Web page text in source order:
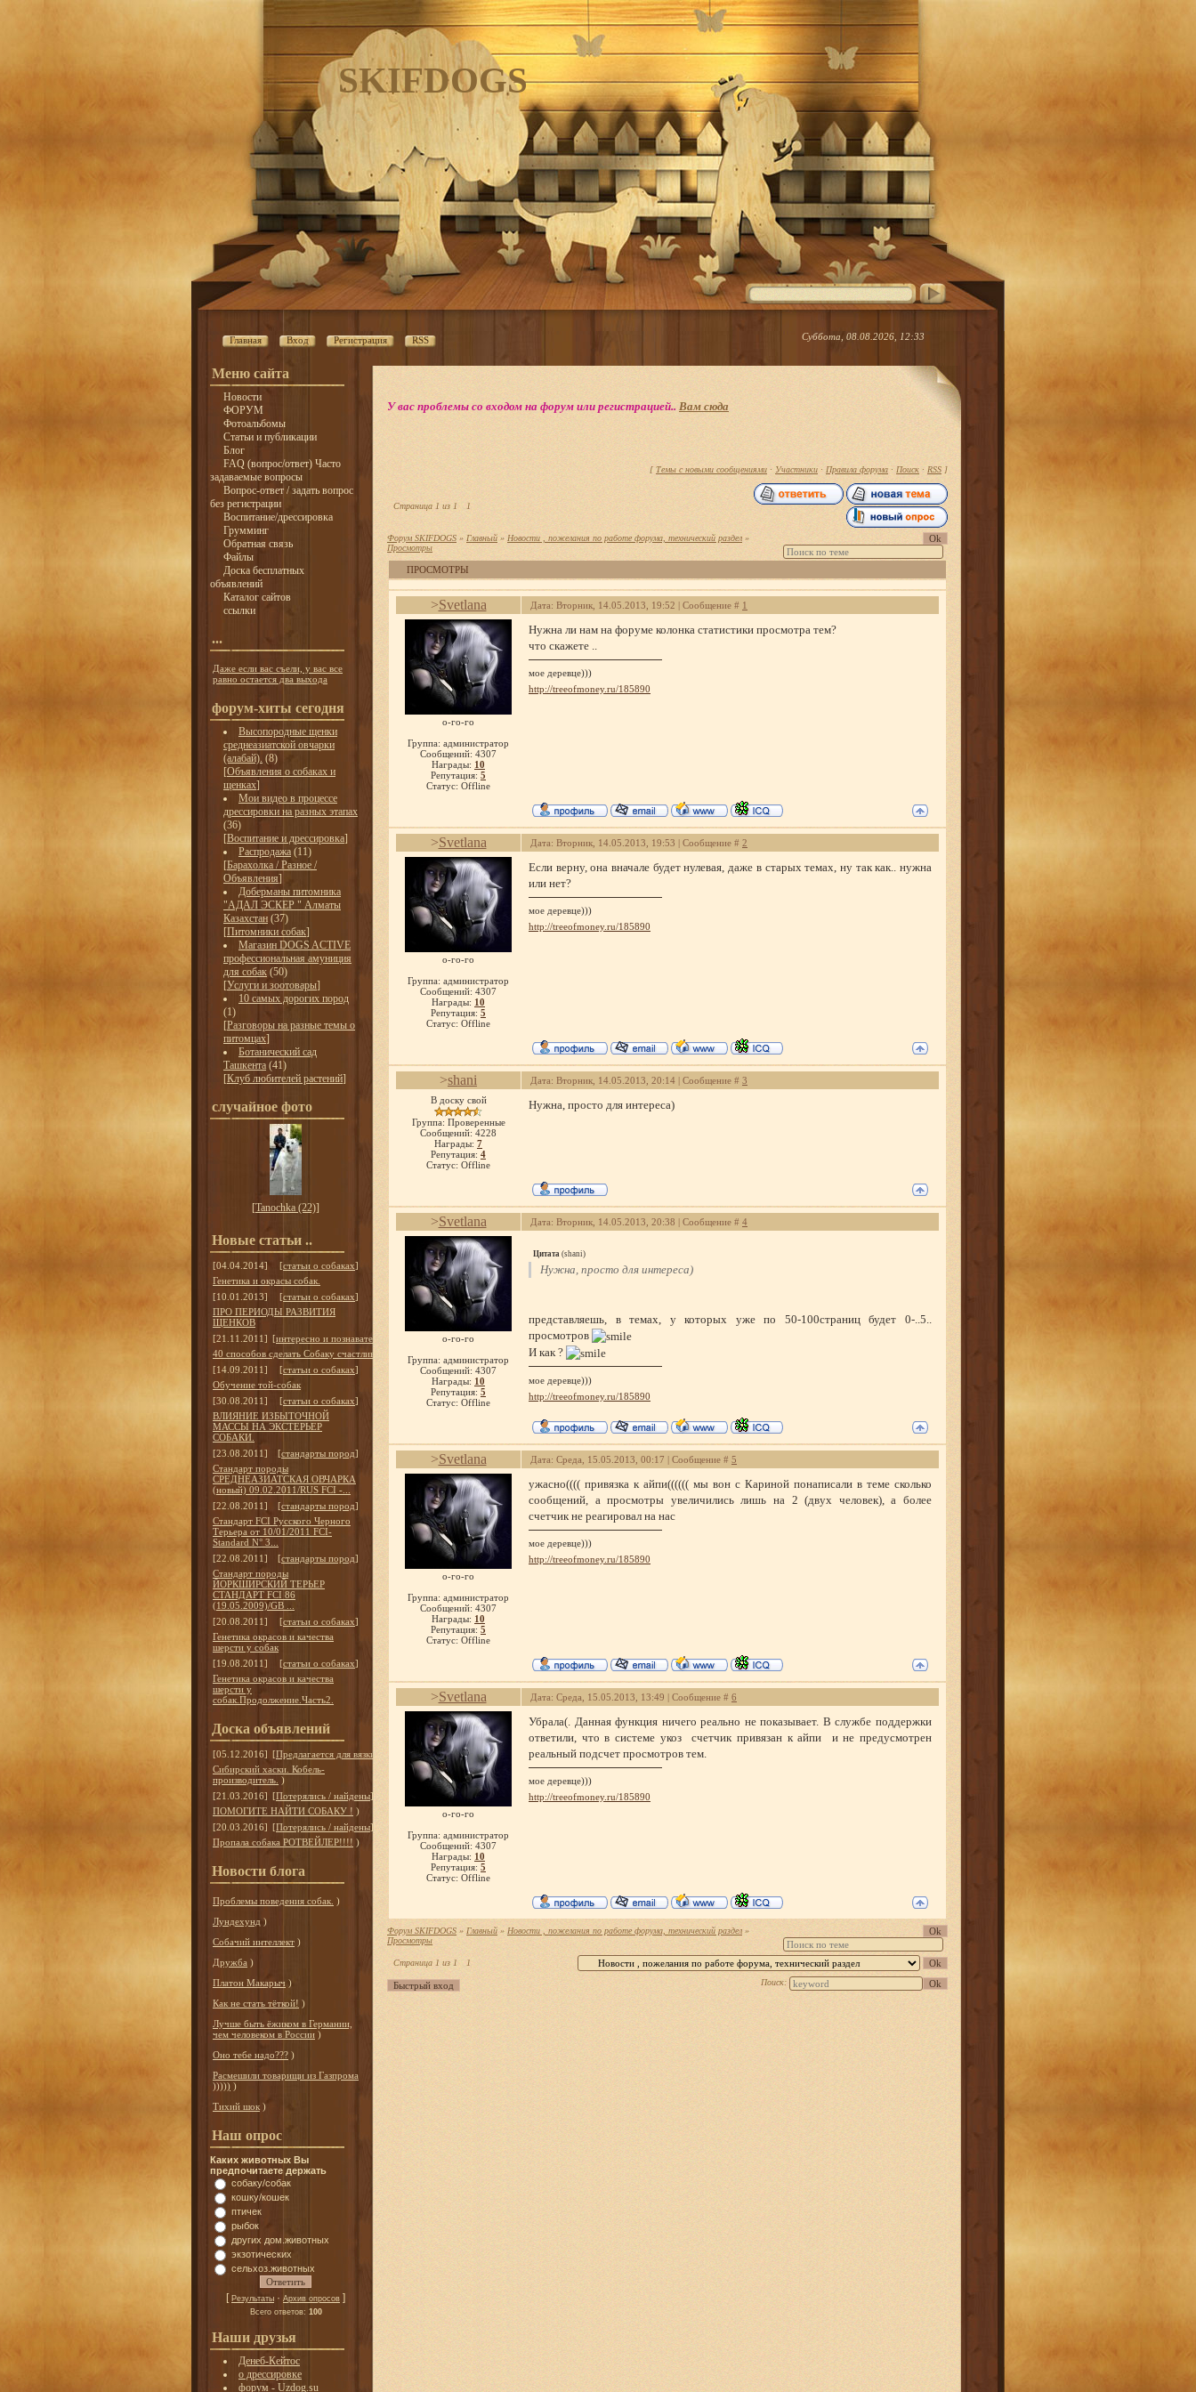
SKIFDOGS
Главная Вход Регистрация RSS Суббота, 08.08.2026, 12:33
Меню сайта
Новости
ФОРУМ
Фотоальбомы
Статьи и публикации
Блог
FAQ (вопрос/ответ) Часто
задаваемые вопросы
Вопрос-ответ / задать вопрос
без регистрации
Воспитание/дрессировка
Грумминг
Обратная связь
Файлы
Доска бесплатных
объявлений
Каталог сайтов
ссылки
...
Даже если вас съели, у вас все
равно остается два выхода
форум-хиты сегодня
Высопородные щенки
среднеазиатской овчарки
(алабай). (8)
[Объявления о собаках и
щенках]
Мои видео в процессе
дрессировки на разных этапах
(36)
[Воспитание и дрессировка]
Распродажа (11)
[Барахолка / Разное /
Объявления]
Доберманы питомника
"АДАЛ ЭСКЕР " Алматы
Казахстан (37)
[Питомники собак]
Магазин DOGS ACTIVE
профессиональная амуниция
для собак (50)
[Услуги и зоотовары]
10 самых дорогих пород
(1)
[Разговоры на разные темы о
питомцах]
Ботанический сад
Ташкента (41)
[Клуб любителей растений]
случайное фото
[Tanochka (22)]
Новые статьи ..
[04.04.2014] [статьи о собаках]
Генетика и окрасы собак.
[10.01.2013]
[статьи о собаках]
ПРО ПЕРИОДЫ РАЗВИТИЯ
ЩЕНКОВ
[21.11.2011] [интересно и познавательно
40 способов сделать Собаку счастливой
[14.09.2011]
[статьи о собаках]
Обучение той-собак
[30.08.2011]
[статьи о собаках]
ВЛИЯНИЕ ИЗБЫТОЧНОЙ
МАССЫ НА ЭКСТЕРЬЕР
СОБАКИ.
[23.08.2011]
[стандарты пород]
Стандарт породы
СРЕДНЕАЗИАТСКАЯ ОВЧАРКА
(новый) 09.02.2011/RUS FCI -...
[22.08.2011]
[стандарты пород]
Стандарт FCI Русского Черного
Терьера от 10/01/2011 FCI-
Standard N° 3...
[22.08.2011]
[стандарты пород]
Стандарт породы
ЙОРКШИРСКИЙ ТЕРЬЕР
СТАНДАРТ FCI 86
(19.05.2009)/GB ...
[20.08.2011]
[статьи о собаках]
Генетика окрасов и качества
шерсти у собак
[19.08.2011]
[статьи о собаках]
Генетика окрасов и качества
шерсти у
собак.Продолжение.Часть2.
Доска объявлений
[05.12.2016] [Предлагается для вязки
Сибирский хаски. Кобель-
производитель. )
[21.03.2016] [Потерялись / найдены]
ПОМОГИТЕ НАЙТИ СОБАКУ ! )
[20.03.2016] [Потерялись / найдены]
Пропала собака РОТВЕЙЛЕР!!!! )
Новости блога
Проблемы поведения собак. )
Лундехунд )
Собачий интеллект )
Дружба )
Платон Макарыч )
Как не стать тёткой! )
Лучше быть ёжиком в Германии,
чем человеком в России )
Оно тебе надо??? )
Расмешили товарищи из Газпрома
))))) )
Тихий шок )
Наш опрос
Каких животных Вы
предпочитаете держать
собаку/собак
кошку/кошек
птичек
рыбок
других дом.животных
экзотических
сельхоз.животных
[ Результаты · Архив опросов ]
Всего ответов: 100
Наши друзья
Денеб-Кейтос
о дрессировке
форум - Uzdog.su
У вас проблемы со входом на форум или регистрацией.. Вам сюда
[ Темы с новыми сообщениями · Участники · Правила форума · Поиск · RSS ]
Страница 1 из 1 1
Форум SKIFDOGS » Главный » Новости , пожелания по работе форума, технический раздел »
Просмотры
ПРОСМОТРЫ
>Svetlana Дата: Вторник, 14.05.2013, 19:52 | Сообщение # 1
о-го-го
Группа: администратор
Сообщений: 4307
Награды: 10
Репутация: 5
Статус: Offline
Нужна ли нам на форуме колонка статистики просмотра тем?
что скажете ..
мое деревце)))
http://treeofmoney.ru/185890
>Svetlana Дата: Вторник, 14.05.2013, 19:53 | Сообщение # 2
о-го-го
Группа: администратор
Сообщений: 4307
Награды: 10
Репутация: 5
Статус: Offline
Если верну, она вначале будет нулевая, даже в старых темах, ну так как.. нужна
или нет?
мое деревце)))
http://treeofmoney.ru/185890
>shani Дата: Вторник, 14.05.2013, 20:14 | Сообщение # 3
В доску свой
Группа: Проверенные
Сообщений: 4228
Награды: 7
Репутация: 4
Статус: Offline
Нужна, просто для интереса)
>Svetlana Дата: Вторник, 14.05.2013, 20:38 | Сообщение # 4
о-го-го
Группа: администратор
Сообщений: 4307
Награды: 10
Репутация: 5
Статус: Offline
Цитата (shani)
Нужна, просто для интереса)
представляешь, в темах, у которых уже по 50-100страниц будет 0-..5..
просмотров
И как ?
мое деревце)))
http://treeofmoney.ru/185890
>Svetlana Дата: Среда, 15.05.2013, 00:17 | Сообщение # 5
о-го-го
Группа: администратор
Сообщений: 4307
Награды: 10
Репутация: 5
Статус: Offline
ужасно(((( привязка к айпи(((((( мы вон с Кариной понаписали в теме сколько
сообщений, а просмотры увеличились лишь на 2 (двух человек), а более
счетчик не реагировал на нас
мое деревце)))
http://treeofmoney.ru/185890
>Svetlana Дата: Среда, 15.05.2013, 13:49 | Сообщение # 6
о-го-го
Группа: администратор
Сообщений: 4307
Награды: 10
Репутация: 5
Статус: Offline
Убрала(. Данная функция ничего реально не показывает. В службе поддержки
ответили, что в системе укоз счетчик привязан к айпи и не предусмотрен
реальный подсчет просмотров тем.
мое деревце)))
http://treeofmoney.ru/185890
Форум SKIFDOGS » Главный » Новости , пожелания по работе форума, технический раздел »
Просмотры
Страница 1 из 1 1
Поиск: